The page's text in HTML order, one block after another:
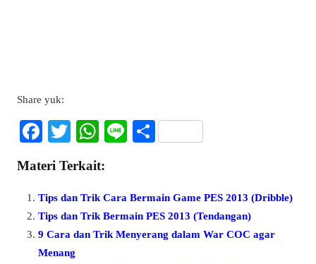
Share yuk:
Fa
ce
bo
ok
T
tte
r
W
ts
A
pp
Li S
Materi Terkait:
Tips dan Trik Cara Bermain Game PES 2013 (Dribble)
Tips dan Trik Bermain PES 2013 (Tendangan)
9 Cara dan Trik Menyerang dalam War COC agar
Menang